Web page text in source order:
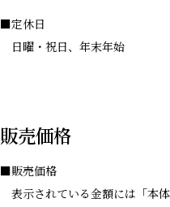
■定休日
日曜・祝日、年末年始
販売価格
■販売価格
表示されている金額には「本